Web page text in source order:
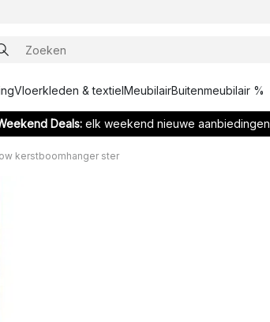
Vloerkleden & textielMeubilairBuitenmeubilair %
Deals: elk weekend nieuwe aanbiedingen
kerstboomhanger ster